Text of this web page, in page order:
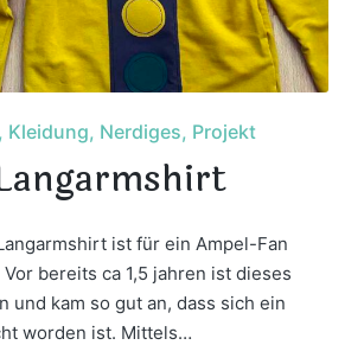
Kleidung Nerdiges Projekt
ist für ein Ampel-Fan
bereits ca 1,5 jahren ist dieses
und kam so gut an, dass sich ein
worden ist. Mittels…